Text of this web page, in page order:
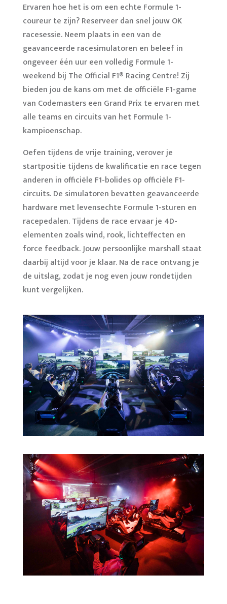
Ervaren hoe het is om een echte Formule 1-
coureur te zijn? Reserveer dan snel jouw OK
racesessie. Neem plaats in een van de
geavanceerde racesimulatoren en beleef in
ongeveer één uur een volledig Formule 1-
weekend bij The Official F1® Racing Centre! Zij
bieden jou de kans om met de officiële F1-game
van Codemasters een Grand Prix te ervaren met
alle teams en circuits van het Formule 1-
kampioenschap.
Oefen tijdens de vrije training, verover je
startpositie tijdens de kwalificatie en race tegen
anderen in officiële F1-bolides op officiële F1-
circuits. De simulatoren bevatten geavanceerde
hardware met levensechte Formule 1-sturen en
racepedalen. Tijdens de race ervaar je 4D-
elementen zoals wind, rook, lichteffecten en
force feedback. Jouw persoonlijke marshall staat
daarbij altijd voor je klaar. Na de race ontvang je
de uitslag, zodat je nog even jouw rondetijden
kunt vergelijken.